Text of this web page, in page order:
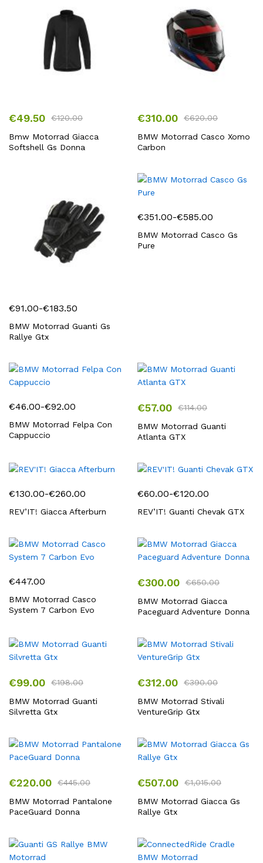
€49.50 €120.00
Bmw Motorrad Giacca
Softshell Gs Donna
€310.00 €620.00
BMW Motorrad Casco Xomo
Carbon
€91.00-€183.50
Fascia
di
prezzo:
€91.00
a
BMW Motorrad Guanti Gs
Rallye Gtx
€351.00-€585.00
Fascia
di
prezzo:
BMW Motorrad Casco Gs
Pure
€46.00-€92.00
Fascia
di
prezzo:
€46.00
€92.00
BMW Motorrad Felpa Con
Cappuccio
€57.00 €114.00
BMW Motorrad Guanti
Atlanta GTX
€130.00-€260.00
Fascia
di
da
€260.00
REV’IT! Giacca Afterburn
€60.00-€120.00
Fascia
di
da
€120.00
REV’IT! Guanti Chevak GTX
€447.00
BMW Motorrad Casco
System 7 Carbon Evo
€300.00 €650.00
BMW Motorrad Giacca
Paceguard Adventure Donna
€99.00 €198.00
BMW Motorrad Guanti
Silvretta Gtx
€312.00 €390.00
BMW Motorrad Stivali
VentureGrip Gtx
€220.00 €445.00
BMW Motorrad Pantalone
PaceGuard Donna
€507.00 €1,015.00
BMW Motorrad Giacca Gs
Rallye Gtx